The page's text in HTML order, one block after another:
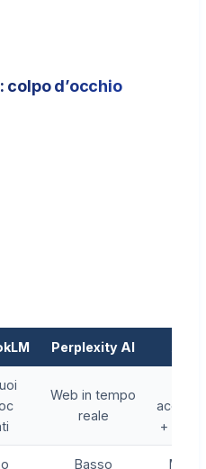
d’occhio
Perplexity AI
Web in tempo
reale
+ tuoi
Basso